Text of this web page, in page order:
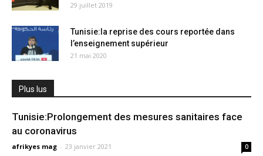
29 juillet 2019
Tunisie:la reprise des cours reportée dans
l’enseignement supérieur
21 mai 2020
Plus lus
Tunisie:Prolongement des mesures sanitaires face
au coronavirus
afrikyes mag - 23 janvier 2021 0